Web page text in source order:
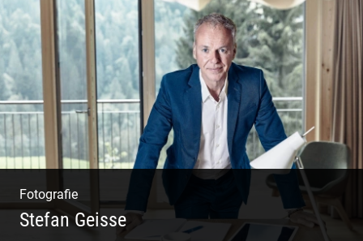
Shooting: Achtsamkeitstrainer
Fotografie
Stefan Geisse